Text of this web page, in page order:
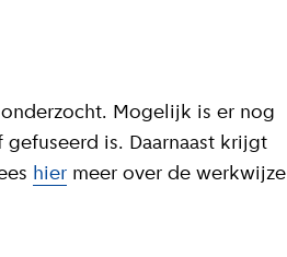
Mogelijk is er nog
is. Daarnaast krijgt
hier meer over de werkwijze